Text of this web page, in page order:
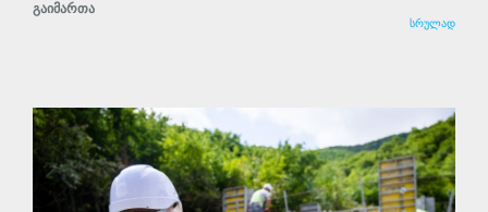
გაიმართა
სრულად